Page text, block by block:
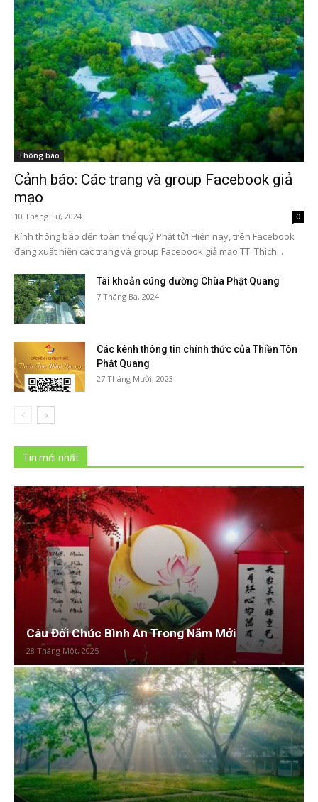
Thông báo
Cảnh báo: Các trang và group Facebook giả
mạo
10 Tháng Tư, 2024 0
Kính thông báo đến toàn thể quý Phật tử! Hiện nay, trên Facebook
đang xuất hiện các trang và group Facebook giả mạo TT. Thích...
Tài khoản cúng dường Chùa Phật Quang
7 Tháng Ba, 2024
Các kênh thông tin chính thức của Thiền Tôn
Phật Quang
27 Tháng Mười, 2023
Tin mới nhất
Câu Đối Chúc Bình An Trong Năm Mới
28 Tháng Một, 2025